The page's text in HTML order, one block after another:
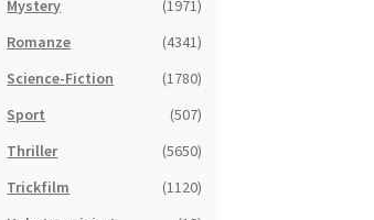
Mystery
(1971)
Romanze
(4341)
Science-Fiction
(1780)
Sport
(507)
Thriller
(5650)
Trickfilm
(1120)